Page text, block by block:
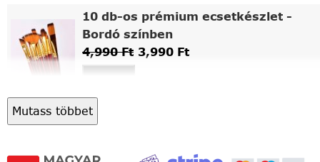
10 db-os prémium ecsetkészlet -
Bordó színben
4,990Ft 3,990 Ft
Asztali fa festőállvány
Mutass többet